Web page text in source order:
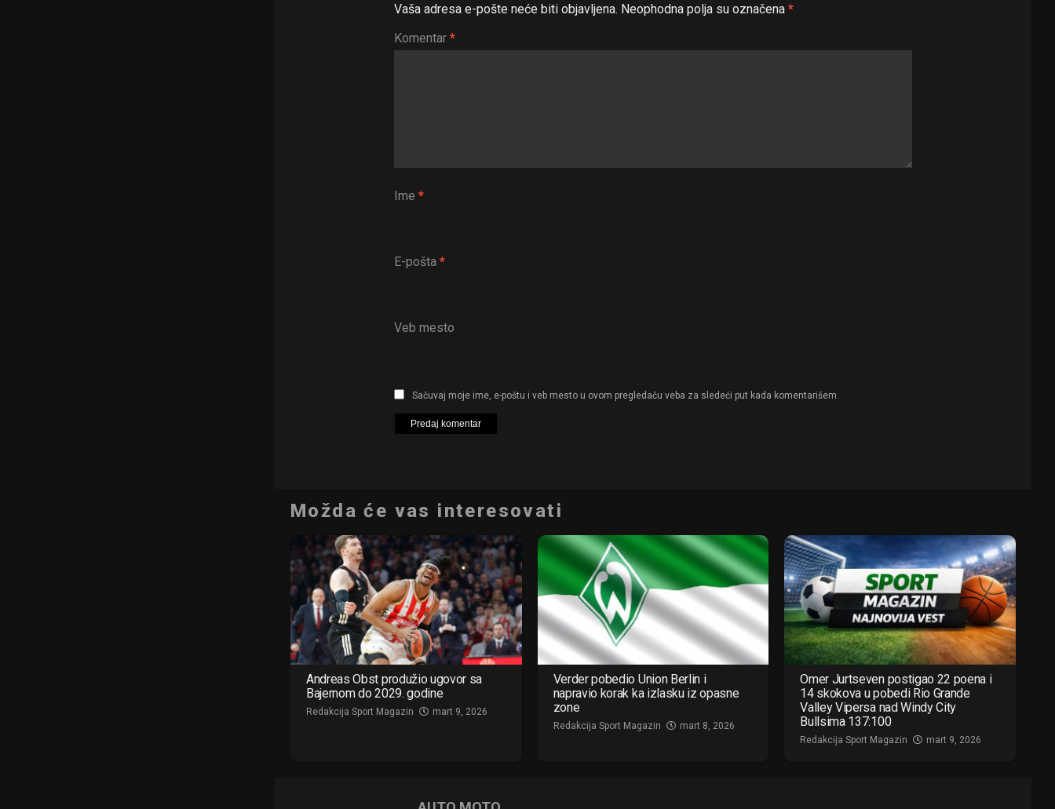
Vaša adresa e-pošte neće biti objavljena. Neophodna polja su označena *
Komentar *
Ime *
E-pošta *
Veb mesto
Sačuvaj moje ime, e-poštu i veb mesto u ovom pregledaču veba za sledeći put kada komentarišem.
Možda će vas interesovati
Andreas Obst produžio ugovor sa
Bajernom do 2029. godine
Redakcija Sport Magazin mart 9, 2026
Verder pobedio Union Berlin i
napravio korak ka izlasku iz opasne
zone
Redakcija Sport Magazin mart 8, 2026
Omer Jurtseven postigao 22 poena i
14 skokova u pobedi Rio Grande
Valley Vipersa nad Windy City
Bullsima 137:100
Redakcija Sport Magazin mart 9, 2026